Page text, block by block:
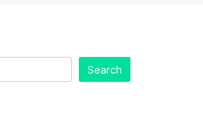
Search